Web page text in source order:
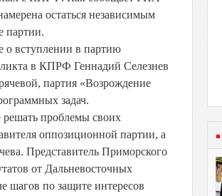
остаться независимым
партии.
о вступлении в партию
в КПРФ Геннадий Селезнев
партия «Возрождение
задач.
решать проблемы своих
оппозиционной партии, а
Представитель Приморского
от Дальневосточных
шагов по защите интересов